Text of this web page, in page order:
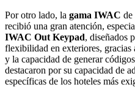
Por otro lado, la gama IWAC de
recibió una gran atención,
IWAC Out Keypad, diseñados
flexibilidad en exteriores, gracias
y la capacidad de generar
destacaron por su capacidad de
específicas de los hoteles más